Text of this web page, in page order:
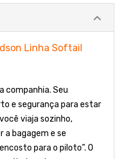
Linha Softail
companhia. Seu
e segurança para estar
viaja sozinho,
a bagagem e se
para o piloto”. O